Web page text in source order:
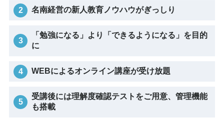
名南経営の新人教育ノウハウがぎっしり
「勉強になる」より「できるようになる」を目的
に
WEBによるオンライン講座が受け放題
受講後には理解度確認テストをご用意、管理機能
も搭載